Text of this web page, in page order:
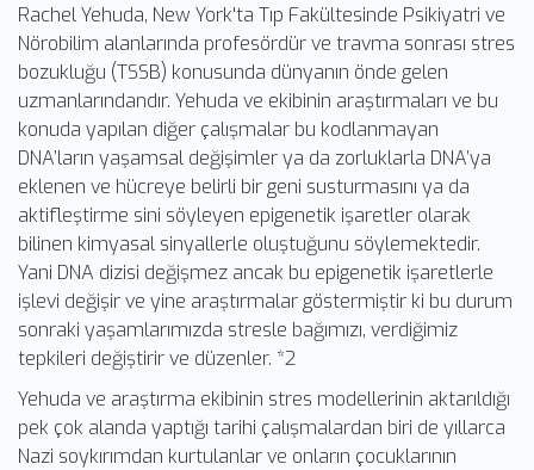
Rachel Yehuda, New York'ta Tıp Fakültesinde Psikiyatri ve
Nörobilim alanlarında profesördür ve travma sonrası stres
bozukluğu (TSSB) konusunda dünyanın önde gelen
uzmanlarındandır. Yehuda ve ekibinin araştırmaları ve bu
konuda yapılan diğer çalışmalar bu kodlanmayan
DNA’ların yaşamsal değişimler ya da zorluklarla DNA’ya
eklenen ve hücreye belirli bir geni susturmasını ya da
aktifleştirme sini söyleyen epigenetik işaretler olarak
bilinen kimyasal sinyallerle oluştuğunu söylemektedir.
Yani DNA dizisi değişmez ancak bu epigenetik işaretlerle
işlevi değişir ve yine araştırmalar göstermiştir ki bu durum
sonraki yaşamlarımızda stresle bağımızı, verdiğimiz
tepkileri değiştirir ve düzenler. *2
Yehuda ve araştırma ekibinin stres modellerinin aktarıldığı
pek çok alanda yaptığı tarihi çalışmalardan biri de yıllarca
Nazi soykırımdan kurtulanlar ve onların çocuklarının